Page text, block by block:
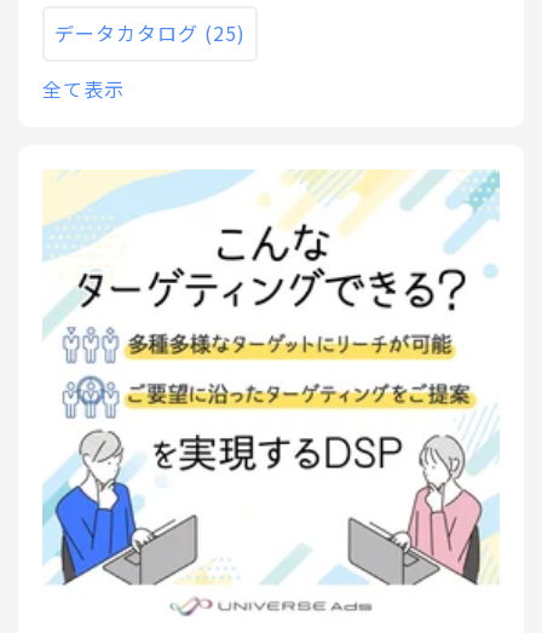
データカタログ (25)
全て表示